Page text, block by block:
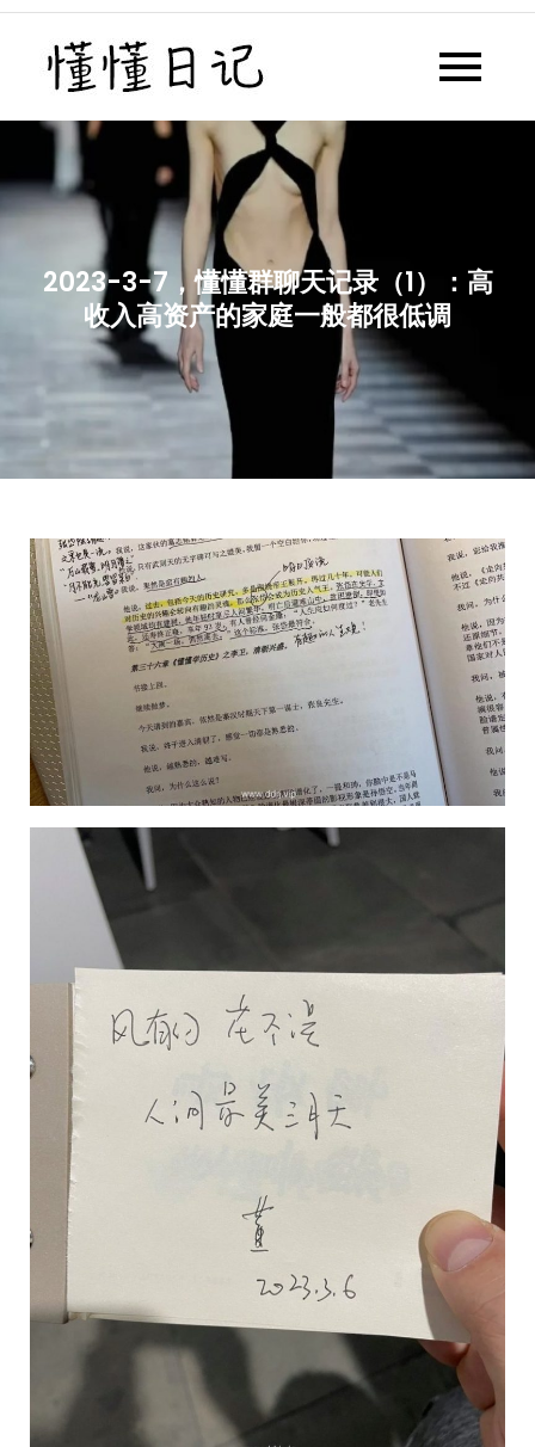
Skip
content
懂懂日记网每天同步更新懂懂学
2023-3-7，懂懂群聊天记录（1）：高
收入高资产的家庭一般都很低调